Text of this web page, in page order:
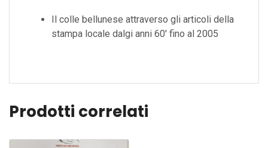
Il colle bellunese attraverso gli articoli della
stampa locale dalgi anni 60′ fino al 2005
Prodotti correlati